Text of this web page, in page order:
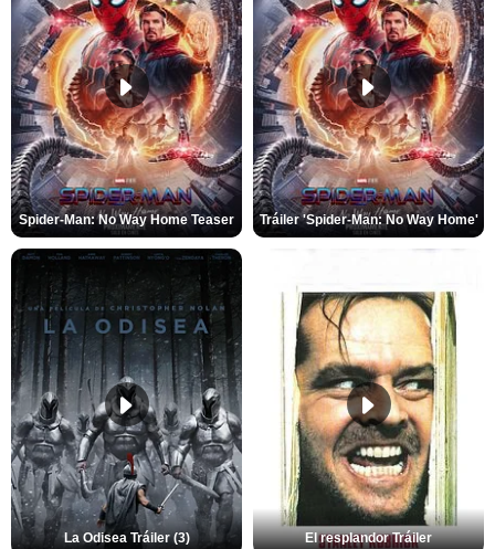
Spider-Man: No Way Home Teaser Tráiler 'Spider-Man: No Way Home'
La Odisea Tráiler (3) El resplandor Tráiler